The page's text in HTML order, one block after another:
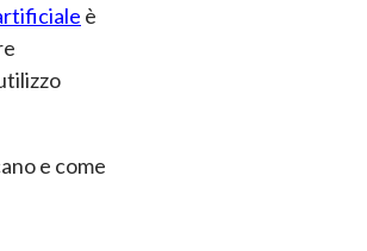
è
e come